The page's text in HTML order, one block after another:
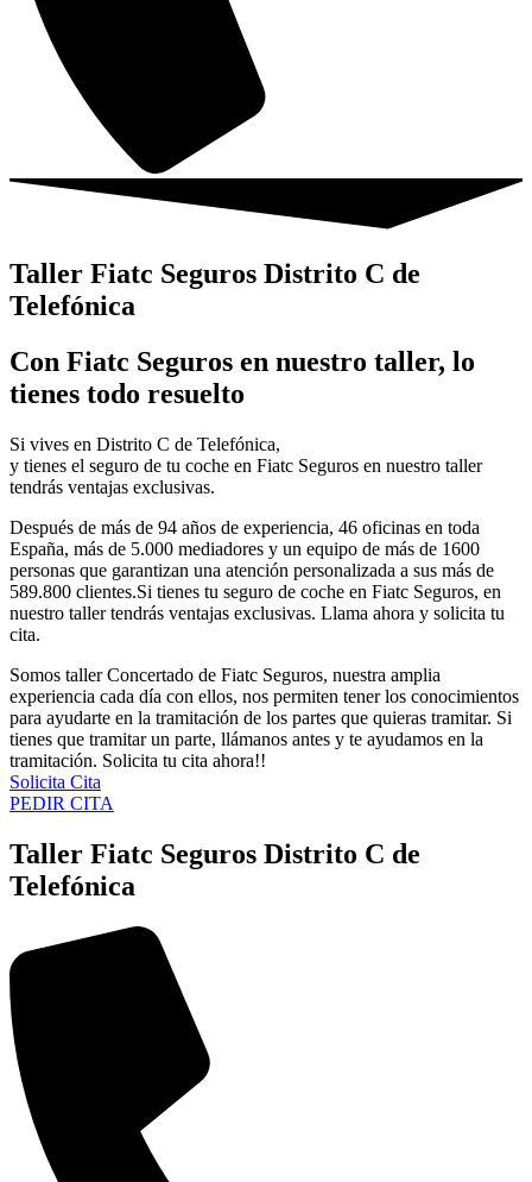
Taller Fiatc Seguros Distrito C de
Telefónica
Con Fiatc Seguros en nuestro taller, lo
tienes todo resuelto
Si vives en Distrito C de Telefónica,
y tienes el seguro de tu coche en Fiatc Seguros en nuestro taller
tendrás ventajas exclusivas.
Después de más de 94 años de experiencia, 46 oficinas en toda
España, más de 5.000 mediadores y un equipo de más de 1600
personas que garantizan una atención personalizada a sus más de
589.800 clientes.Si tienes tu seguro de coche en Fiatc Seguros, en
nuestro taller tendrás ventajas exclusivas. Llama ahora y solicita tu
cita.
Somos taller Concertado de Fiatc Seguros, nuestra amplia
experiencia cada día con ellos, nos permiten tener los conocimientos
para ayudarte en la tramitación de los partes que quieras tramitar. Si
tienes que tramitar un parte, llámanos antes y te ayudamos en la
tramitación. Solicita tu cita ahora!!
Solicita Cita
PEDIR CITA
Taller Fiatc Seguros Distrito C de
Telefónica